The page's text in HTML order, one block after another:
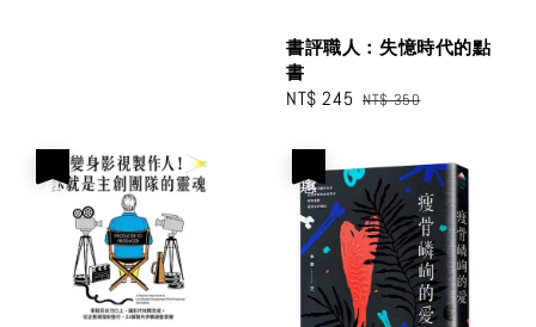
書評職人：失憶時代的點
書
Sale
NT$ 245 Regular
NT$ 350